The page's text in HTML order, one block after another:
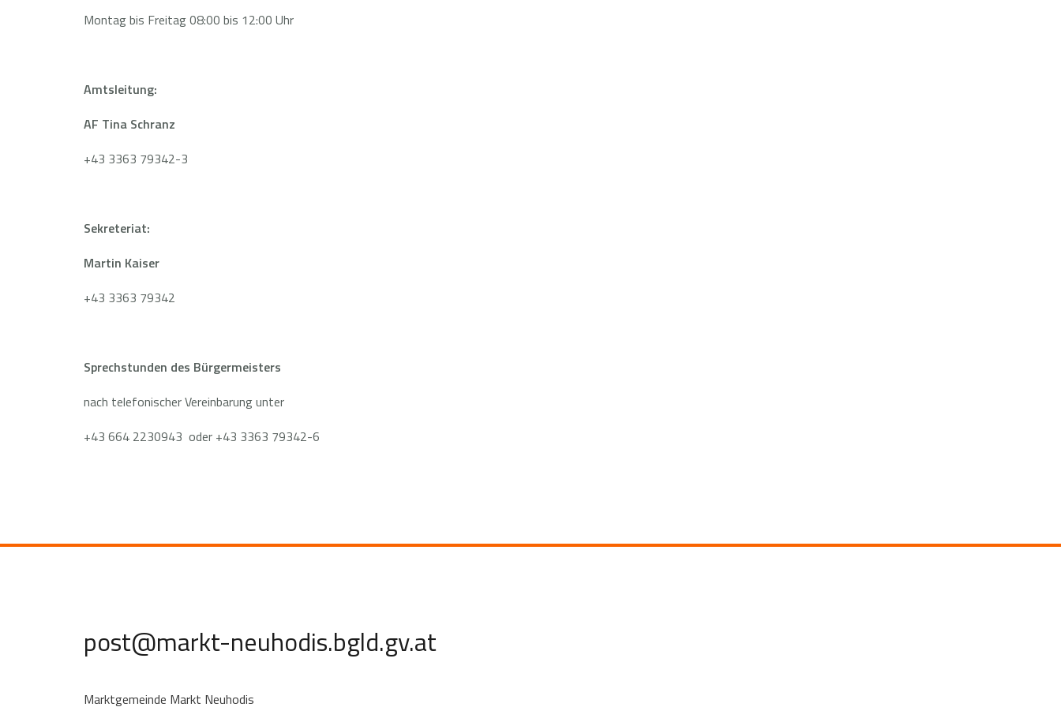
Montag bis Freitag 08:00 bis 12:00 Uhr
Amtsleitung:
AF Tina Schranz
+43 3363 79342-3
Sekreteriat:
Martin Kaiser
+43 3363 79342
Sprechstunden des Bürgermeisters
nach telefonischer Vereinbarung unter
+43 664 2230943 oder +43 3363 79342-6
post@markt-neuhodis.bgld.gv.at
Marktgemeinde Markt Neuhodis